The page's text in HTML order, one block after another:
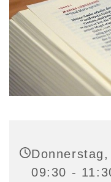
09:30 -